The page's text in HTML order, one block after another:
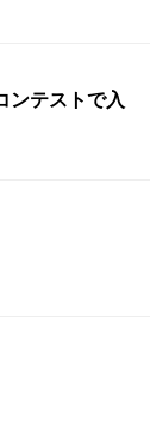
ンテストで入